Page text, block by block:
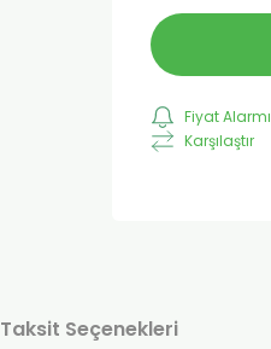
Fiyat Alarmı
Karşılaştır
Taksit Seçenekleri